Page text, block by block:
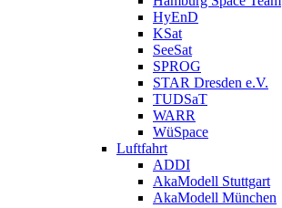
HyEnD
KSat
SeeSat
SPROG
STAR Dresden e.V.
TUDSaT
WARR
WüSpace
Luftfahrt
ADDI
AkaModell Stuttgart
AkaModell München